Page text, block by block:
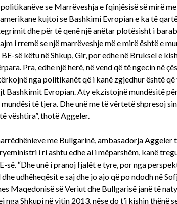
se Marrëveshja e fqinjësisë së mirë
kujtoi se Bashkimi Evropian e ka të
dhe për të qenë një anëtar plotësisht i
i rremë se një marrëveshje më e mirë është e
së këtu në Shkup, Gir, por edhe në Bruksel e
Pra, edhe një herë, në vend që të ngecin në
nga politikanët që i kanë zgjedhur është
Bashkimit Evropian. Aty ekzistojnë mundësitë
të tjera. Dhe unë me të vërtetë shpresoj
vështira”, thotë Aggeler.
me Bullgarinë, ambasadorja Aggeler
i ri ashtu edhe ai i mëparshëm, kanë
së. “Dhe unë i pranoj fjalët e tyre, por nga
udhëheqësit e saj dhe jo ajo që po ndodh në
Maqedonisë së Veriut dhe Bullgarisë janë të
nga Shkupi në vitin 2013, nëse do t’i kishin thënë